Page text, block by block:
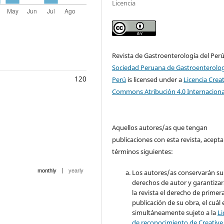
120
monthly | yearly
Licencia
Revista de Gastroenterología del
Sociedad Peruana de
Perú is licensed under a Licencia
Commons Atribución 4.0
Aquellos autores/as que tengan
publicaciones con esta revista,
términos siguientes:
Los autores/as conservarán
derechos de autor y
la revista el derecho de
publicación de su obra, el cuál
simultáneamente sujeto a la